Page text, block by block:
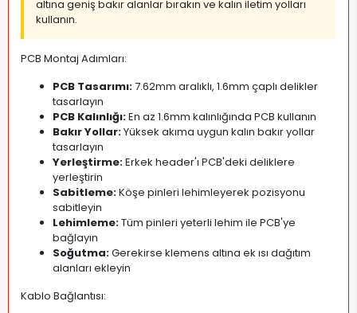
altına geniş bakır alanlar bırakın ve kalın iletim yolları
kullanın.
PCB Montaj Adımları:
PCB Tasarımı:7.62mm aralıklı, 1.6mm çaplı delikler
tasarlayın
PCB Kalınlığı:En az 1.6mm kalınlığında PCB kullanın
Bakır Yollar:Yüksek akıma uygun kalın bakır yollar
tasarlayın
Yerleştirme:Erkek header'ı PCB'deki deliklere
yerleştirin
Sabitleme:Köşe pinleri lehimleyerek pozisyonu
sabitleyin
Lehimleme:Tüm pinleri yeterli lehim ile PCB'ye
bağlayın
Soğutma:Gerekirse klemens altına ek ısı dağıtım
alanları ekleyin
Kablo Bağlantısı: